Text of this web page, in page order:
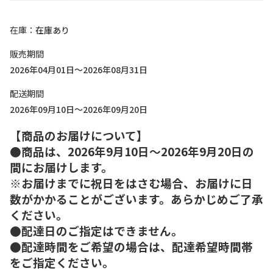
在庫
在庫あり
販売期間
2026年04月01日～2026年08月31日
配送期間
2026年09月10日～2026年09月20日
【商品のお届けについて】
●商品は、2026年9月10日～2026年9月20日の
間にお届けします。
※お届けまでに祝日をはさむ場合、お届けに日
数がかかることがございます。あらかじめご了承
ください。
●配達日のご指定はできません。
●配達時間をご希望の場合は、配達希望時間帯
をご指定ください。